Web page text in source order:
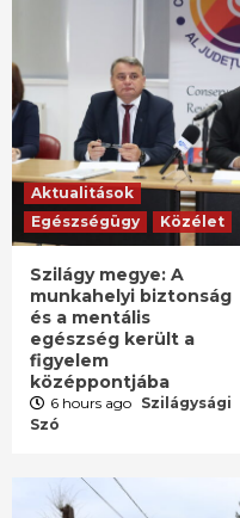
Aktualitások
Egészségügy
Közélet
Szilágy megye: A
munkahelyi biztonság
és a mentális
egészség került a
figyelem
középpontjába
6 hours ago Szilágysági
Szó